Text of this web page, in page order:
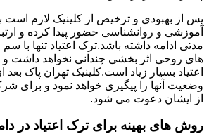
پس از بهبودی و ترخیص از کلینیک لازم است
آموزشی و روانشناسی حضور پیدا کرده و
مدتی ادامه داشته باشد.ترک اعتیاد تنها با
های روحی اثر بخشی چندانی نخواهد داشت و
اعتیاد بسیار زیاد است.کلینیک تهران پاک بعد
وضعیت آنها را پیگیری خواهد نمود و
از ایشان دعوت می شود.
روش های بهینه برای ترک اعتیاد در